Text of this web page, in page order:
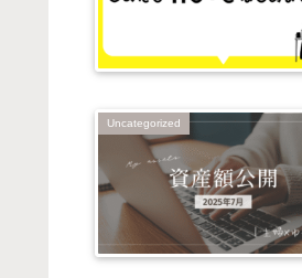
Uncategorized